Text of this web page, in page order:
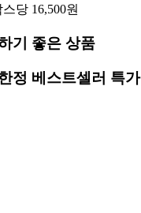
스당 16,500원
기 좋은 상품
정 베스트셀러 특가